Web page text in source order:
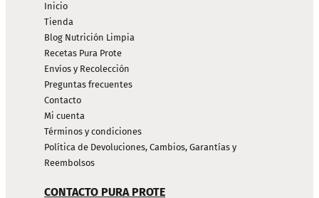
Inicio
Tienda
Blog Nutrición Limpia
Recetas Pura Prote
Envíos y Recolección
Preguntas frecuentes
Contacto
Mi cuenta
Términos y condiciones
Política de Devoluciones, Cambios, Garantías y
Reembolsos
CONTACTO PURA PROTE